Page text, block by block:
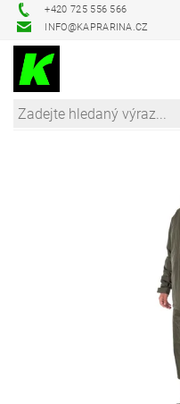
+420 725 556 566
INFO@KAPRARINA.CZ